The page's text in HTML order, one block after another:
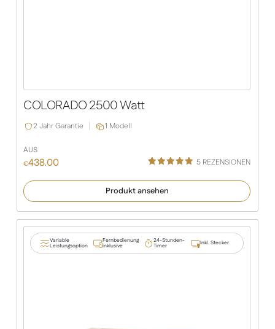
COLORADO 2500 Watt
2 Jahr Garantie 1 Modell
AUS
€438.00
mit
5.00
von 5,
basierend
auf
wertungen
5REZENSIONEN
Produkt ansehen
Variable
Leistungsoption
Fernbedienung
inklusive
24-Stunden-
Timer Inkl. Stecker